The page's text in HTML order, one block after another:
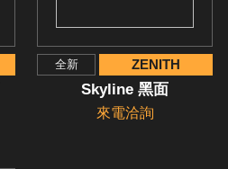
全新 ZENITH
Skyline 黑面
來電洽詢